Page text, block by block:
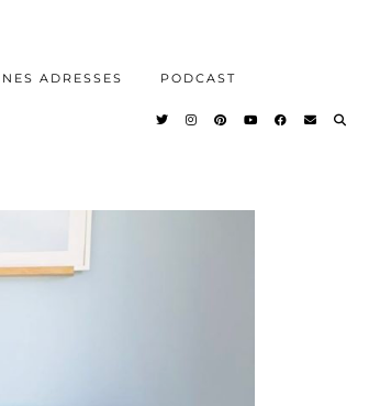
ADRESSES PODCAST